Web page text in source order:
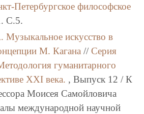
Петербургское философское
C.5.
Музыкальное искусство в
М. Кагана// Серия
гуманитарного
XXI века. , Выпуск 12 / К
Моисея Самойловича
международной научной